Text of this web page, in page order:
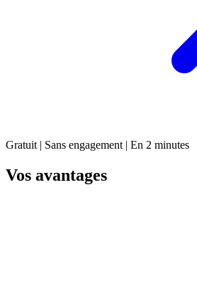
Gratuit | Sans engagement | En 2 minutes
Vos avantages